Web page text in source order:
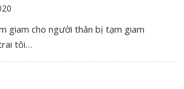
giam cho người thân bị tạm giam
tôi…